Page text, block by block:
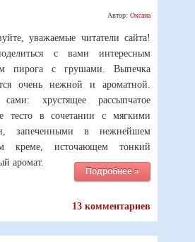
Автор: Оксана
уважаемые читатели сайта!
с вами интересным
пирога с грушами. Выпечка
очень нежной и ароматной.
сами: хрустящее рассыпчатое
тесто в сочетании с мягкими
запеченными в нежнейшем
креме, источающем тонкий
аромат.
Подробнее »
13 комментариев